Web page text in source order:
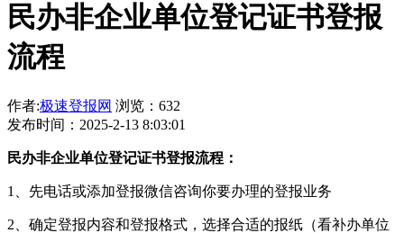
民办非企业单位登记证书登报
流程
作者:极速登报网 浏览：632
发布时间：2025-2-13 8:03:01
民办非企业单位登记证书登报流程：
1、先电话或添加登报微信咨询你要办理的登报业务
2、确定登报内容和登报格式，选择合适的报纸（看补办单位